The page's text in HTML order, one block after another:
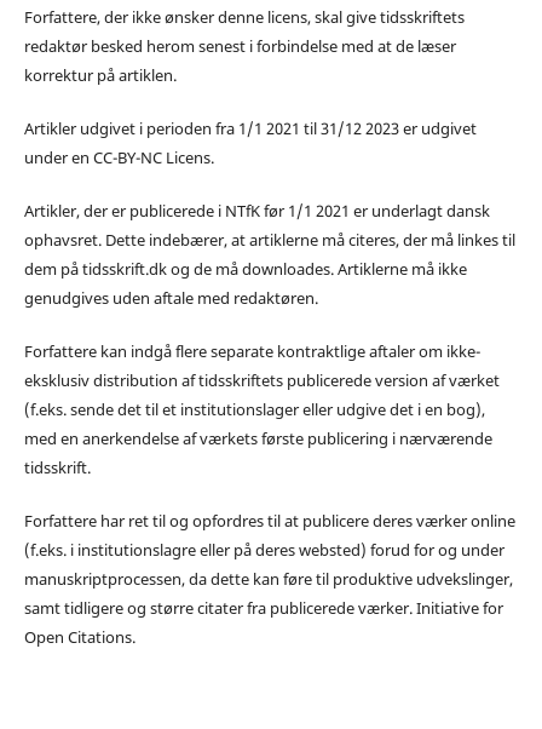
Forfattere, der ikke ønsker denne licens, skal give tidsskriftets
redaktør besked herom senest i forbindelse med at de læser
korrektur på artiklen.
Artikler udgivet i perioden fra 1/1 2021 til 31/12 2023 er udgivet
under en CC-BY-NC Licens.
Artikler, der er publicerede i NTfK før 1/1 2021 er underlagt dansk
ophavsret. Dette indebærer, at artiklerne må citeres, der må linkes til
dem på tidsskrift.dk og de må downloades. Artiklerne må ikke
genudgives uden aftale med redaktøren.
Forfattere kan indgå flere separate kontraktlige aftaler om ikke-
eksklusiv distribution af tidsskriftets publicerede version af værket
(f.eks. sende det til et institutionslager eller udgive det i en bog),
med en anerkendelse af værkets første publicering i nærværende
tidsskrift.
Forfattere har ret til og opfordres til at publicere deres værker online
(f.eks. i institutionslagre eller på deres websted) forud for og under
manuskriptprocessen, da dette kan føre til produktive udvekslinger,
samt tidligere og større citater fra publicerede værker. Initiative for
Open Citations.